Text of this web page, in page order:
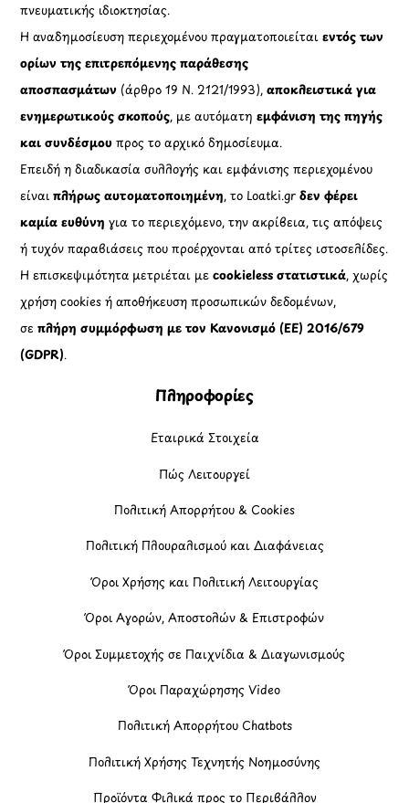
πνευματικής ιδιοκτησίας.
Η αναδημοσίευση περιεχομένου πραγματοποιείταιεντός των
ορίων της επιτρεπόμενης παράθεσης
αποσπασμάτων (άρθρο 19 Ν. 2121/1993), αποκλειστικά για
ενημερωτικούς σκοπούς, με αυτόματηεμφάνιση της πηγής
και συνδέσμου προς το αρχικό δημοσίευμα.
Επειδή η διαδικασία συλλογής και εμφάνισης περιεχομένου
είναιπλήρως αυτοματοποιημένη, το Loatki.grδεν φέρει
καμία ευθύνη για το περιεχόμενο, την ακρίβεια, τις απόψεις
ή τυχόν παραβιάσεις που προέρχονται από τρίτες ιστοσελίδες.
Η επισκεψιμότητα μετριέται μεcookieless στατιστικά, χωρίς
χρήση cookies ή αποθήκευση προσωπικών δεδομένων,
σεπλήρη συμμόρφωση με τον Κανονισμό (ΕΕ) 2016/679
(GDPR).
Πληροφορίες
Εταιρικά Στοιχεία
Πώς Λειτουργεί
Πολιτική Απορρήτου & Cookies
Πολιτική Πλουραλισμού και Διαφάνειας
Όροι Χρήσης και Πολιτική Λειτουργίας
Όροι Αγορών, Αποστολών & Επιστροφών
Όροι Συμμετοχής σε Παιχνίδια & Διαγωνισμούς
Όροι Παραχώρησης Video
Πολιτική Απορρήτου Chatbots
Πολιτική Χρήσης Τεχνητής Νοημοσύνης
Προϊόντα Φιλικά προς το Περιβάλλον